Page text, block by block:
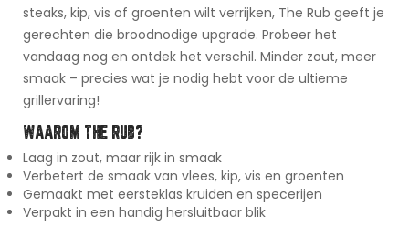
steaks, kip, vis of groenten wilt verrijken, The Rub geeft je
gerechten die broodnodige upgrade. Probeer het
vandaag nog en ontdek het verschil. Minder zout, meer
smaak – precies wat je nodig hebt voor de ultieme
grillervaring!
WAAROM THE RUB?
Laag in zout, maar rijk in smaak
Verbetert de smaak van vlees, kip, vis en groenten
Gemaakt met eersteklas kruiden en specerijen
Verpakt in een handig hersluitbaar blik